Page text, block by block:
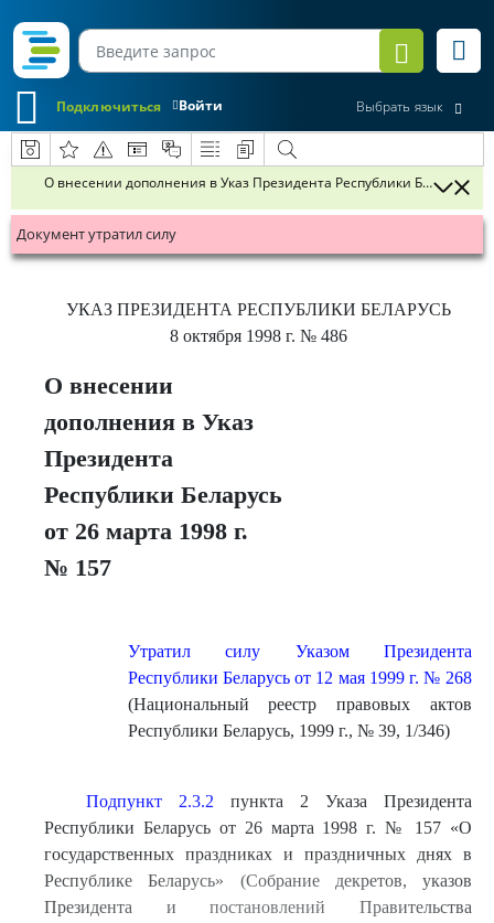
Войти
Подключиться Выбрать язык
О внесении дополнения в Указ Президента Республики Беларусь
Документ утратил силу
УКАЗ ПРЕЗИДЕНТА РЕСПУБЛИКИ БЕЛАРУСЬ
8 октября 1998 г. № 486
О внесении
дополнения в Указ
Президента
Республики Беларусь
от 26 марта 1998 г.
№ 157
Утратил силу Указом Президента
Республики Беларусь от 12 мая 1999 г. № 268
(Национальный реестр правовых актов
Республики Беларусь, 1999 г., № 39, 1/346)
Подпункт 2.3.2 пункта 2 Указа Президента
Республики Беларусь от 26 марта 1998 г. № 157 «О
государственных праздниках и праздничных днях в
Республике Беларусь» (Собрание декретов, указов
Президента и постановлений Правительства